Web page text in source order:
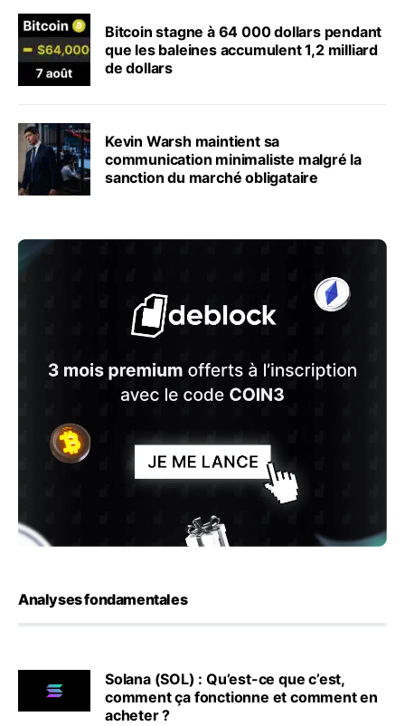
Bitcoin stagne à 64 000 dollars pendant
que les baleines accumulent 1,2 milliard
de dollars
Kevin Warsh maintient sa
communication minimaliste malgré la
sanction du marché obligataire
Analyses fondamentales
Solana (SOL) : Qu’est-ce que c’est,
comment ça fonctionne et comment en
acheter ?